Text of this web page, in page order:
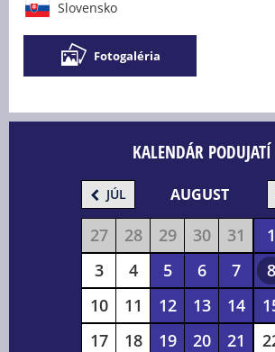
Slovensko
Fotogaléria
KALENDÁR PODUJATÍ
JÚL AUGUST
27 28 29 30 31 1
3
4 5 6 7 8
10
11 12 13 14
17
18 19 20 21